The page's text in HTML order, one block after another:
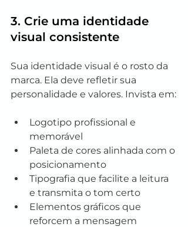
3. Crie uma identidade
visual consistente
Sua identidade visual é o rosto da
marca. Ela deve refletir sua
personalidade e valores. Invista em:
Logotipo profissional e
memorável
Paleta de cores alinhada com o
posicionamento
Tipografia que facilite a leitura
e transmita o tom certo
Elementos gráficos que
reforcem a mensagem